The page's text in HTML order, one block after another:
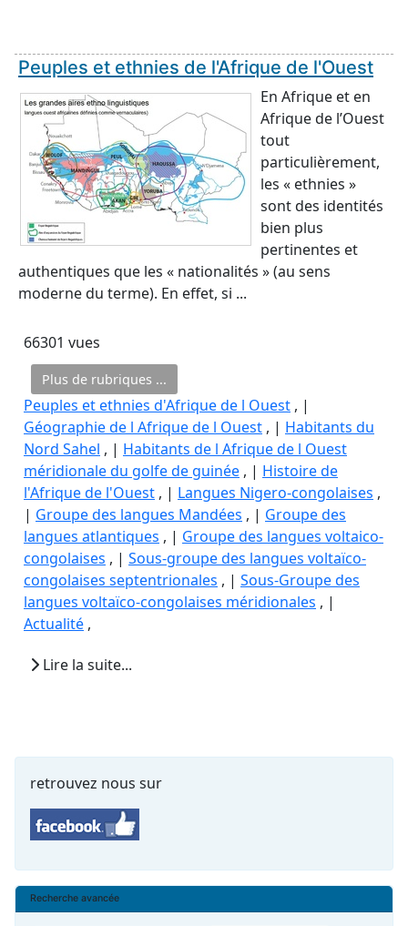
Peuples et ethnies de l'Afrique de l'Ouest
En Afrique et en
Afrique de l’Ouest
tout
particulièrement,
les « ethnies »
sont des identités
bien plus
pertinentes et
authentiques que les « nationalités » (au sens
moderne du terme). En effet, si ...
66301 vues
Plus de rubriques ...
Peuples et ethnies d'Afrique de l Ouest , |
Géographie de l Afrique de l Ouest , | Habitants du
Nord Sahel , | Habitants de l Afrique de l Ouest
méridionale du golfe de guinée , | Histoire de
l'Afrique de l'Ouest , | Langues Nigero-congolaises ,
| Groupe des langues Mandées , | Groupe des
langues atlantiques , | Groupe des langues voltaico-
congolaises , | Sous-groupe des langues voltaïco-
congolaises septentrionales , | Sous-Groupe des
langues voltaïco-congolaises méridionales , |
Actualité ,
Lire la suite...
retrouvez nous sur
Recherche avancée